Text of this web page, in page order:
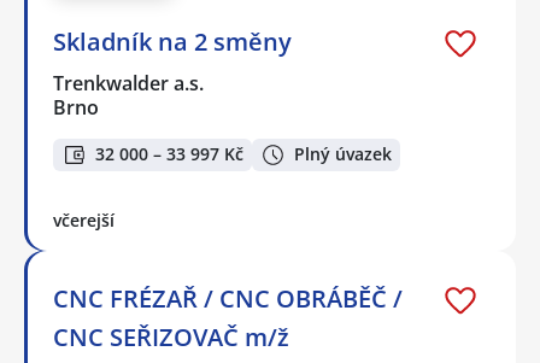
Skladník na 2 směny
Trenkwalder a.s.
Brno
32 000 – 33 997 Kč Plný úvazek
včerejší
CNC FRÉZAŘ / CNC OBRÁBĚČ /
CNC SEŘIZOVAČ m/ž